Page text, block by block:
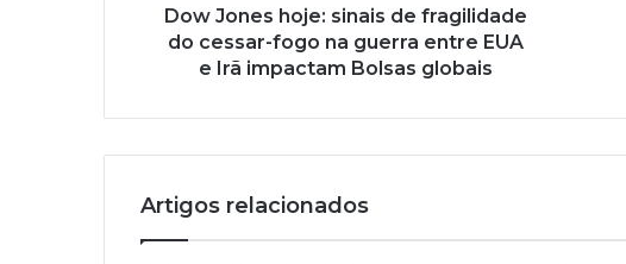
Dow Jones hoje: sinais de fragilidade
do cessar-fogo na guerra entre EUA
e Irã impactam Bolsas globais
Artigos relacionados